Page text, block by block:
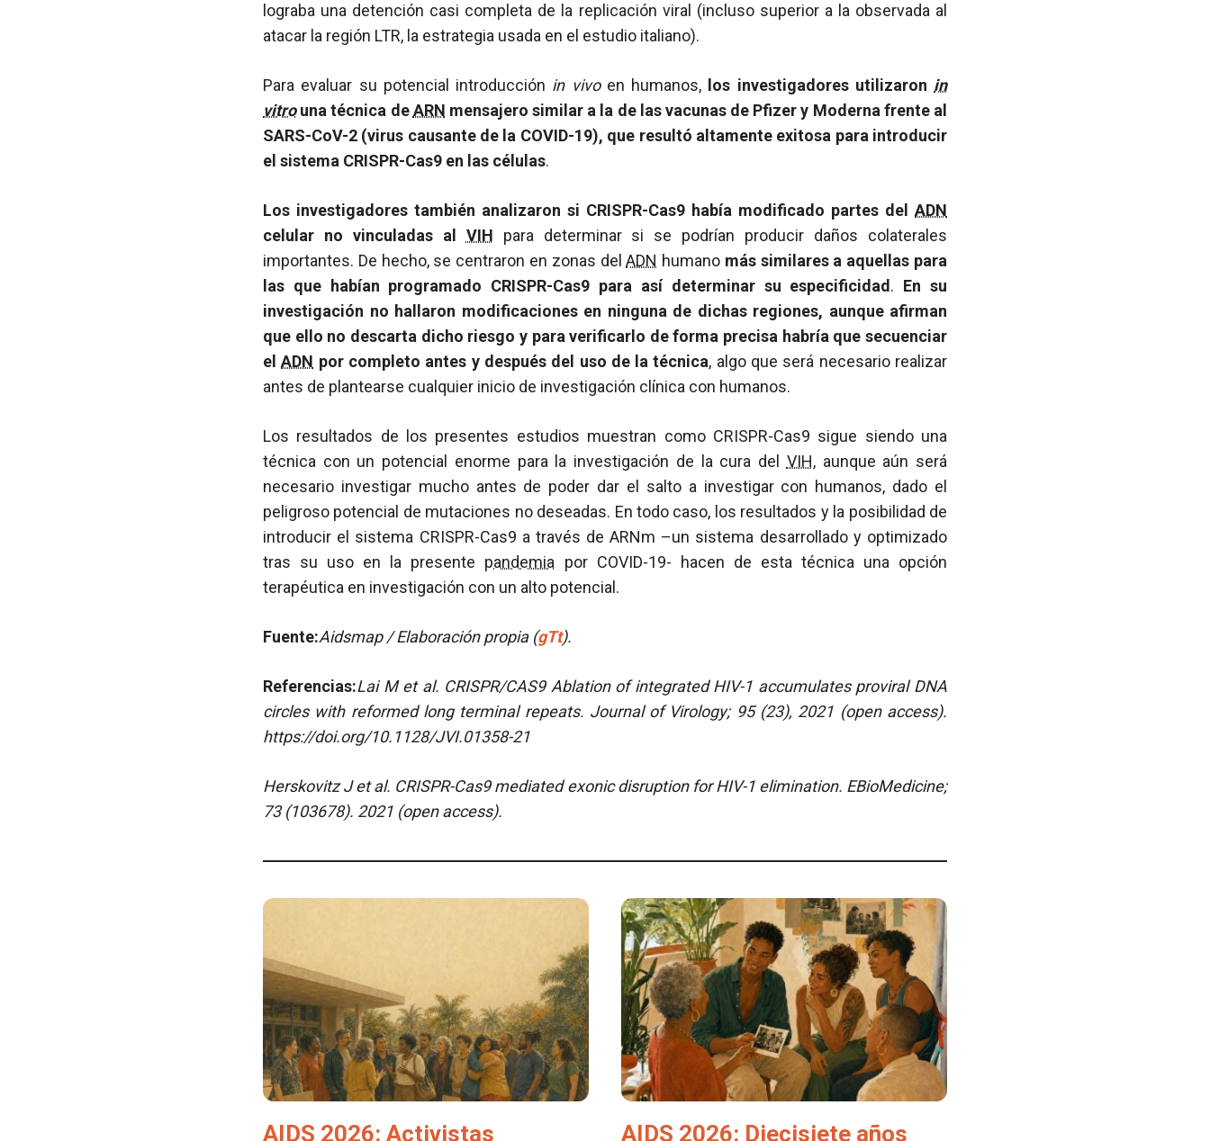
lograba una detención casi completa de la replicación viral (incluso superior a la observada al
atacar la región LTR, la estrategia usada en el estudio italiano).
Para evaluar su potencial introducción in vivoen humanos, los investigadores utilizaron in
vitrouna técnica deARN mensajero similar a la de las vacunas de Pfizer y Moderna frente al
SARS-CoV-2 (virus causante de la COVID-19), que resultó altamente exitosa para introducir
el sistema CRISPR-Cas9 en las células.
Los investigadores también analizaron si CRISPR-Cas9 había modificado partes del ADN
celular no vinculadas al VIH para determinar si se podrían producir daños colaterales
importantes. De hecho, se centraron en zonas delADN humano más similares a aquellas para
las que habían programado CRISPR-Cas9 para así determinar su especificidad . En su
investigación no hallaron modificaciones en ninguna de dichas regiones, aunque afirman
que ello no descarta dicho riesgo y para verificarlo de forma precisa habría que secuenciar
elADN por completo antes y después del uso de la técnica, algo que será necesario realizar
antes de plantearse cualquier inicio de investigación clínica con humanos.
Los resultados de los presentes estudios muestran como CRISPR-Cas9 sigue siendo una
técnica con un potencial enorme para la investigación de la cura del VIH, aunque aún será
necesario investigar mucho antes de poder dar el salto a investigar con humanos, dado el
peligroso potencial de mutaciones no deseadas. En todo caso, los resultados y la posibilidad de
introducir el sistema CRISPR-Cas9 a través de ARNm –un sistema desarrollado y optimizado
tras su uso en la presente pandemia por COVID-19- hacen de esta técnica una opción
terapéutica en investigación con un alto potencial.
Fuente:Aidsmap / Elaboración propia (gTt).
Referencias:Lai M et al. CRISPR/CAS9 Ablation of integrated HIV-1 accumulates proviral DNA
circles with reformed long terminal repeats. Journal of Virology; 95 (23), 2021 (open access).
https://doi.org/10.1128/JVI.01358-21
Herskovitz J et al. CRISPR-Cas9 mediated exonic disruption for HIV-1 elimination. EBioMedicine;
73 (103678). 2021 (open access).
AIDS 2026: Activistas AIDS 2026: Diecisiete años